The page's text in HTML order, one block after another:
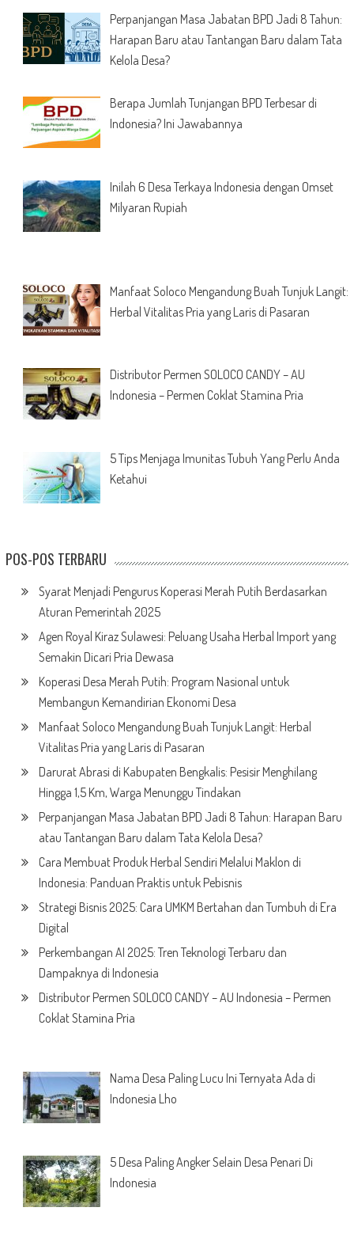
Perpanjangan Masa Jabatan BPD Jadi 8 Tahun:
Harapan Baru atau Tantangan Baru dalam Tata
Kelola Desa?
Berapa Jumlah Tunjangan BPD Terbesar di
Indonesia? Ini Jawabannya
Inilah 6 Desa Terkaya Indonesia dengan Omset
Milyaran Rupiah
Manfaat Soloco Mengandung Buah Tunjuk Langit:
Herbal Vitalitas Pria yang Laris di Pasaran
Distributor Permen SOLOCO CANDY – AU
Indonesia – Permen Coklat Stamina Pria
5 Tips Menjaga Imunitas Tubuh Yang Perlu Anda
Ketahui
POS-POS TERBARU
Syarat Menjadi Pengurus Koperasi Merah Putih Berdasarkan
Aturan Pemerintah 2025
Agen Royal Kiraz Sulawesi: Peluang Usaha Herbal Import yang
Semakin Dicari Pria Dewasa
Koperasi Desa Merah Putih: Program Nasional untuk
Membangun Kemandirian Ekonomi Desa
Manfaat Soloco Mengandung Buah Tunjuk Langit: Herbal
Vitalitas Pria yang Laris di Pasaran
Darurat Abrasi di Kabupaten Bengkalis: Pesisir Menghilang
Hingga 1,5 Km, Warga Menunggu Tindakan
Perpanjangan Masa Jabatan BPD Jadi 8 Tahun: Harapan Baru
atau Tantangan Baru dalam Tata Kelola Desa?
Cara Membuat Produk Herbal Sendiri Melalui Maklon di
Indonesia: Panduan Praktis untuk Pebisnis
Strategi Bisnis 2025: Cara UMKM Bertahan dan Tumbuh di Era
Digital
Perkembangan AI 2025: Tren Teknologi Terbaru dan
Dampaknya di Indonesia
Distributor Permen SOLOCO CANDY – AU Indonesia – Permen
Coklat Stamina Pria
Nama Desa Paling Lucu Ini Ternyata Ada di
Indonesia Lho
5 Desa Paling Angker Selain Desa Penari Di
Indonesia